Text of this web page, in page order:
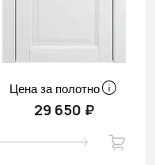
Цена за полотно
29 650 ₽